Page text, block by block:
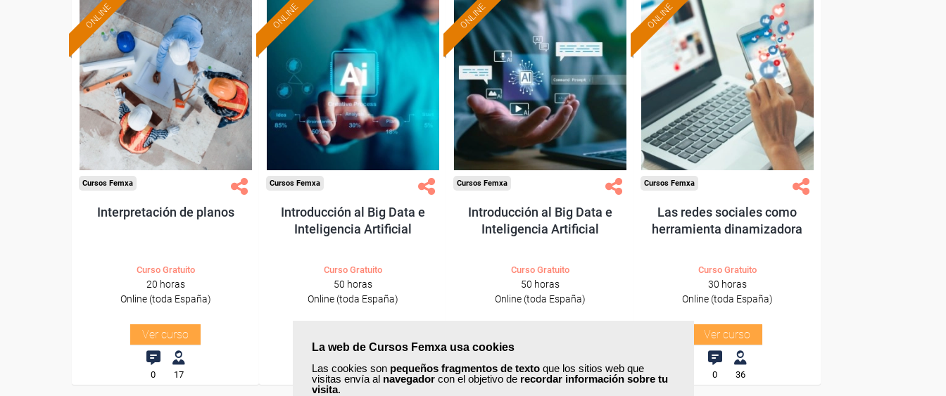
La web de Cursos Femxa usa cookies
Las cookies son pequeños fragmentos de texto que los sitios web que
visitas envía al navegador con el objetivo de recordar información sobre tu
visita.
ONLINE
Formación 100%
subvencionada.
Para desempleados,
trabajadores y autónomos.
Sector
-Construcción e industrias
Extractivas.
Cursos Femxa
Interpretación de planos
Curso Gratuito
20 horas
Online (toda España)
Ver curso
0 17
ONLINE
Formación 100%
subvencionada.
Para desempleados,
trabajadores y autónomos.
Sector
-Transporte y Logística.
Cursos Femxa
Introducción al Big Data e
Inteligencia Artificial
Curso Gratuito
50 horas
Online (toda España)
0 42
ONLINE
Formación 100%
subvencionada.
Para desempleados,
trabajadores y autónomos.
Sector
-Servicios a las Empresas.
Cursos Femxa
Introducción al Big Data e
Inteligencia Artificial
Curso Gratuito
50 horas
Online (toda España)
0 13
ONLINE
Formación 100%
subvencionada.
Para desempleados,
trabajadores y autónomos.
Sector
-Educación.
Cursos Femxa
Las redes sociales como
herramienta dinamizadora
Curso Gratuito
30 horas
Online (toda España)
Ver curso
0 36